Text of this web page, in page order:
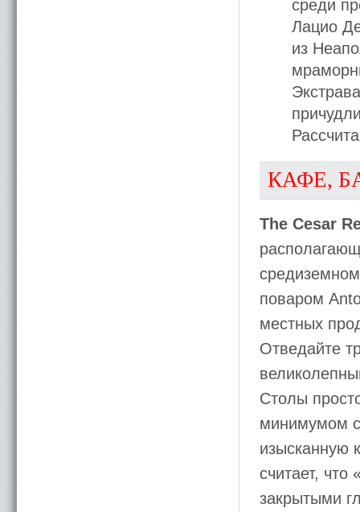
среди
Лацио
из
КАФЕ,
The Cesar
поваром
местных
Отведайте
Столы
минимумом
изысканную
считает,
закрытыми